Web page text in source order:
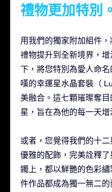
禮物更加特別。
用我們的獨家附加組件
禮物提升到全新境界，
下，將您特別為愛人命
嘆的幸運星水晶套裝（
美融合。這七顆璀璨奪
星，旨在為他的每一天
或者，您覺得我們的十
優雅的配飾，完美詮釋
鐲上，都以鮮艷的色彩
件作品都成為獨一無二